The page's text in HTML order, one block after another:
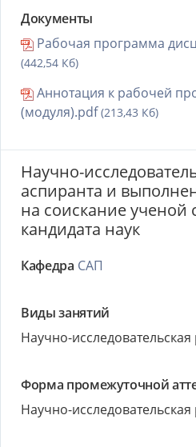
Документы
Рабочая программа
(442,54 Кб)
Аннотация к рабочей
(модуля).pdf(213,43 Кб)
Научно-
аспиранта и
на соискание ученой
кандидата наук
Кафедра САП
Виды занятий
Научно-
Форма промежуточной
Научно-исследовательская